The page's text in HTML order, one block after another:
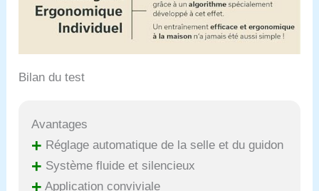
Bilan du test
Avantages
+ Réglage automatique de la selle et du guidon
+ Système fluide et silencieux
+ Application conviviale